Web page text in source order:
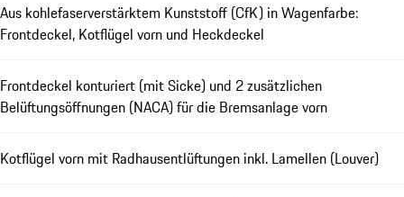
Aus kohlefaserverstärktem Kunststoff (CfK) in Wagenfarbe:
Frontdeckel, Kotflügel vorn und Heckdeckel
Frontdeckel konturiert (mit Sicke) und 2 zusätzlichen
Belüftungsöffnungen (NACA) für die Bremsanlage vorn
Kotflügel vorn mit Radhausentlüftungen inkl. Lamellen (Louver)